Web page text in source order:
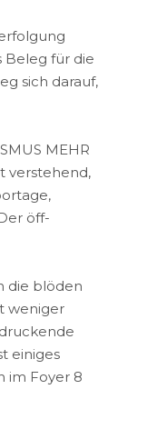
Beleg für die
sich darauf,
MEHR
verstehend,
öff-
die blöden
weniger
einiges
im Foyer 8